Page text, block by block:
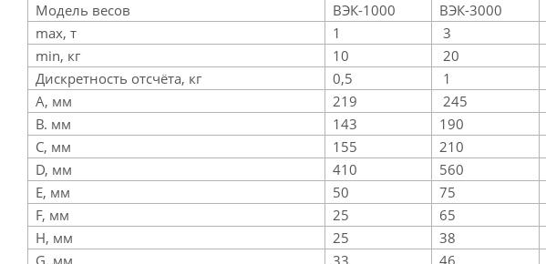
Модель весов ВЭК-1000 ВЭК-3000
max, т
1 3
min, кг
10 20
Дискретность отсчёта, кг
0,5 1
A, мм
219 245
B. мм
143 190
С, мм
155 210
D, мм
410 560
Е, мм
50 75
F, мм
25 65
H, мм
25 38
G, мм
33 46